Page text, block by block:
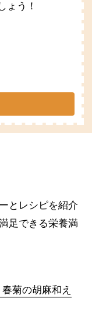
ょう！
とレシピを紹介
足できる栄養満
菊の胡麻和え